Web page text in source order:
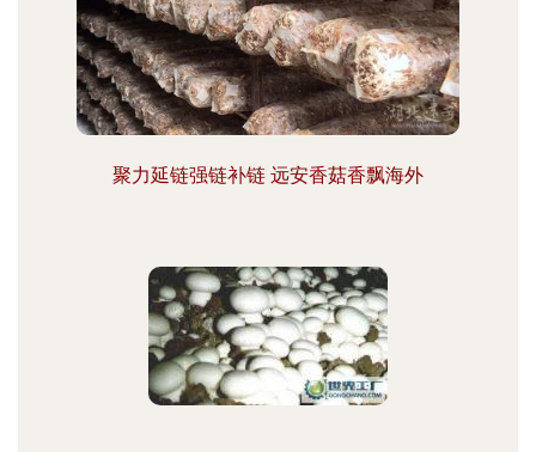
聚力延链强链补链 远安香菇香飘海外